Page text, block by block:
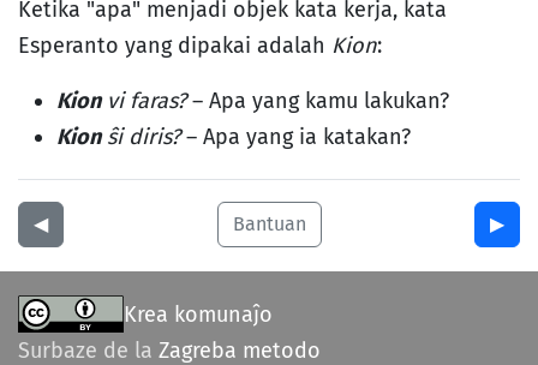
Ketika "apa" menjadi objek kata kerja, kata
Esperanto yang dipakai adalah Kion:
Kionvi faras?– Apa yang kamu lakukan?
Kionŝi diris?– Apa yang ia katakan?
◀︎ Bantuan ▶︎
Krea komunaĵo
Surbaze de la Zagreba metodo